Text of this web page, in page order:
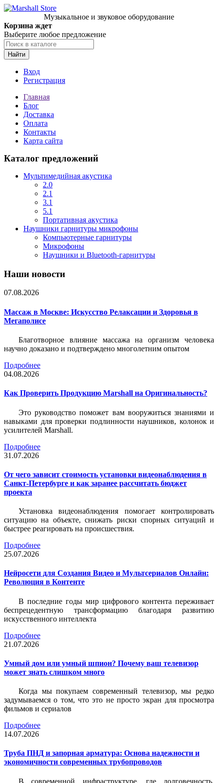
Музыкальное и звуковое оборудование
Корзина ждет
Выберите любое предложение
Найти
Вход
Регистрация
Главная
Блог
Доставка
Оплата
Контакты
Карта сайта
Каталог предложений
Мультимедийная акустика
2.0
2.1
3.1
5.1
Портативная акустика
Наушники гарнитуры микрофоны
Компьютерные гарнитуры
Микрофоны
Наушники и Bluetooth-гарнитуры
Наши новости
07.08.2026
Массаж в Москве: Искусство Релаксации и Здоровья в
Мегаполисе
Благотворное влияние массажа на организм человека
научно доказано и подтверждено многолетним опытом
Подробнее
04.08.2026
Как Проверить Продукцию Marshall на Оригинальность?
Это руководство поможет вам вооружиться знаниями и
навыками для проверки подлинности наушников, колонок и
усилителей Marshall.
Подробнее
31.07.2026
От чего зависит стоимость установки видеонаблюдения в
Санкт-Петербурге и как заранее рассчитать бюджет
проекта
Установка видеонаблюдения помогает контролировать
ситуацию на объекте, снижать риски спорных ситуаций и
быстрее реагировать на происшествия.
Подробнее
25.07.2026
Нейросети для Создания Видео и Мультсериалов Онлайн:
Революция в Контенте
В последние годы мир цифрового контента переживает
беспрецедентную трансформацию благодаря развитию
искусственного интеллекта
Подробнее
21.07.2026
Умный дом или умный шпион? Почему ваш телевизор
может знать слишком много
Когда мы покупаем современный телевизор, мы редко
задумываемся о том, что это не просто экран для просмотра
фильмов и сериалов
Подробнее
14.07.2026
Труба ПНД и запорная арматура: Основа надежности и
экономичности современных трубопроводов
В современной инфраструктуре, где долговечность,